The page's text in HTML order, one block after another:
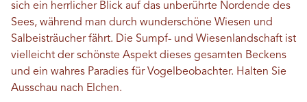
sich ein herrlicher Blick auf das unberührte Nordende des
Sees, während man durch wunderschöne Wiesen und
Salbeisträucher fährt. Die Sumpf- und Wiesenlandschaft ist
vielleicht der schönste Aspekt dieses gesamten Beckens
und ein wahres Paradies für Vogelbeobachter. Halten Sie
Ausschau nach Elchen.